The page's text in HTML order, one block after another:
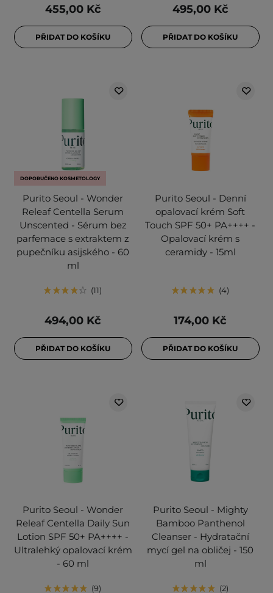
455,00 Kč
PŘIDAT DO KOŠÍKU
495,00 Kč
PŘIDAT DO KOŠÍKU
DOPORUČENO KOSMETOLOGY
Purito Seoul - Wonder
Releaf Centella Serum
Unscented - Sérum bez
parfemace s extraktem z
pupečníku asijského - 60
ml
11
494,00 Kč
PŘIDAT DO KOŠÍKU
Purito Seoul - Denní
opalovací krém Soft
Touch SPF 50+ PA++++ -
Opalovací krém s
ceramidy - 15ml
4
174,00 Kč
PŘIDAT DO KOŠÍKU
Purito Seoul - Wonder
Releaf Centella Daily Sun
Lotion SPF 50+ PA++++ -
Ultralehký opalovací krém
- 60 ml
9
Purito Seoul - Mighty
Bamboo Panthenol
Cleanser - Hydratační
mycí gel na obličej - 150
ml
2